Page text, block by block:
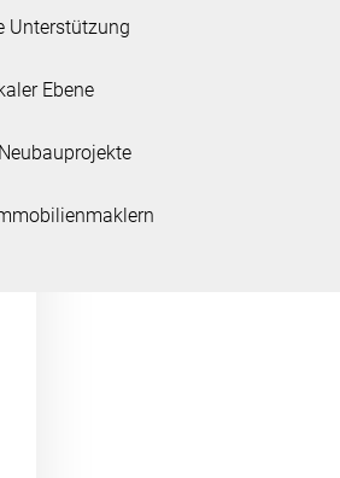
Unterstützung
Ebene